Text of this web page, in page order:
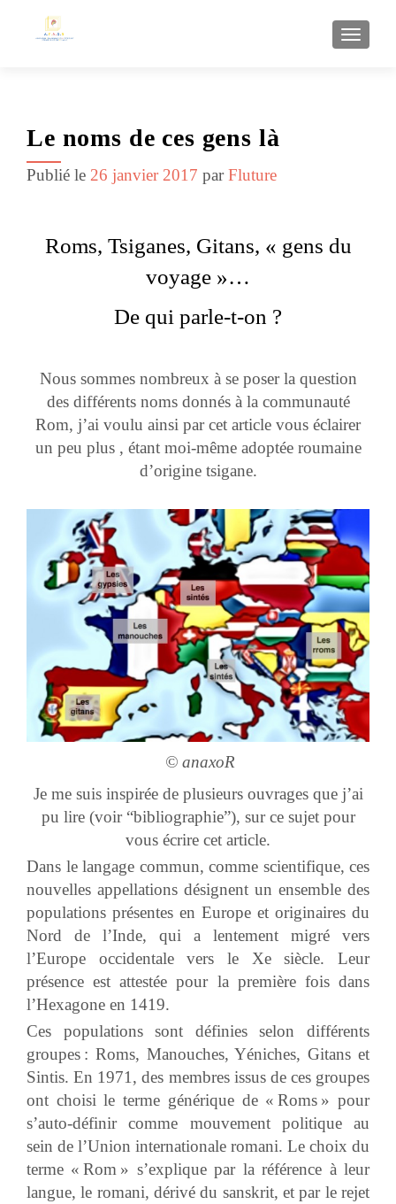
Le noms de ces gens là
Publié le 26 janvier 2017 parFluture
Roms, Tsiganes, Gitans, « gens du
voyage »…
De qui parle-t-on ?
Nous sommes nombreux à se poser la question
des différents noms donnés à la communauté
Rom, j’ai voulu ainsi par cet article vous éclairer
un peu plus , étant moi-même adoptée roumaine
d’origine tsigane.
© anaxoR
Je me suis inspirée de plusieurs ouvrages que j’ai
pu lire (voir “bibliographie”), sur ce sujet pour
vous écrire cet article.
Dans le langage commun, comme scientifique, ces
nouvelles appellations désignent un ensemble des
populations présentes en Europe et originaires du
Nord de l’Inde, qui a lentement migré vers
l’Europe occidentale vers le Xe siècle. Leur
présence est attestée pour la première fois dans
l’Hexagone en 1419.
Ces populations sont définies selon différents
groupes : Roms, Manouches, Yéniches, Gitans et
Sintis. En 1971, des membres issus de ces groupes
ont choisi le terme générique de « Roms » pour
s’auto-définir comme mouvement politique au
sein de l’Union internationale romani. Le choix du
terme « Rom » s’explique par la référence à leur
langue, le romani, dérivé du sanskrit, et par le rejet